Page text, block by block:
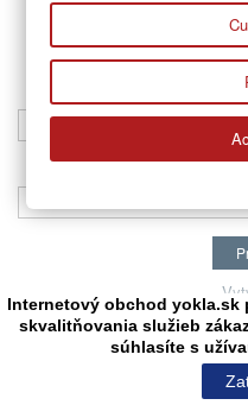
Pokračovať v
Internetový obchod yokla.sk
skvalitňovania služieb
súhlasíte s